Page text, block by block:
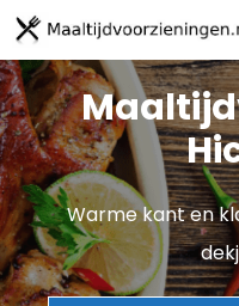
Spring
naar
inhoud
Warme kant en